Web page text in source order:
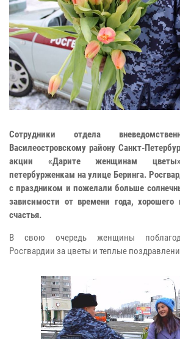
Сотрудники отдела
Василеостровскому району Санкт-
акции «Дарите женщинам
петербурженкам на улице Беринга.
с праздником и пожелали больше
зависимости от времени года,
счастья.
В свою очередь женщины
Росгвардии за цветы и теплые